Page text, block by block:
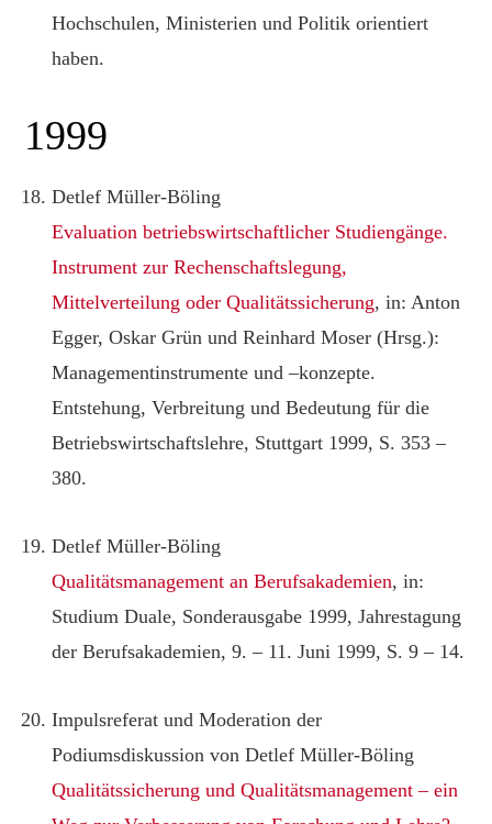
Hochschulen, Ministerien und Politik orientiert
haben.
1999
Detlef Müller-Böling
Evaluation betriebswirtschaftlicher Studiengänge.
Instrument zur Rechenschaftslegung,
Mittelverteilung oder Qualitätssicherung, in: Anton
Egger, Oskar Grün und Reinhard Moser (Hrsg.):
Managementinstrumente und –konzepte.
Entstehung, Verbreitung und Bedeutung für die
Betriebswirtschaftslehre, Stuttgart 1999, S. 353 –
380.
Detlef Müller-Böling
Qualitätsmanagement an Berufsakademien, in:
Studium Duale, Sonderausgabe 1999, Jahrestagung
der Berufsakademien, 9. – 11. Juni 1999, S. 9 – 14.
Impulsreferat und Moderation der
Podiumsdiskussion von Detlef Müller-Böling
Qualitätssicherung und Qualitätsmanagement – ein